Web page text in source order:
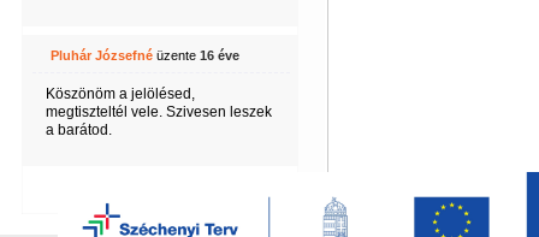
Pluhár Józsefnéüzente 16 éve
Köszönöm a jelölésed,
megtiszteltél vele. Szivesen leszek
a barátod.